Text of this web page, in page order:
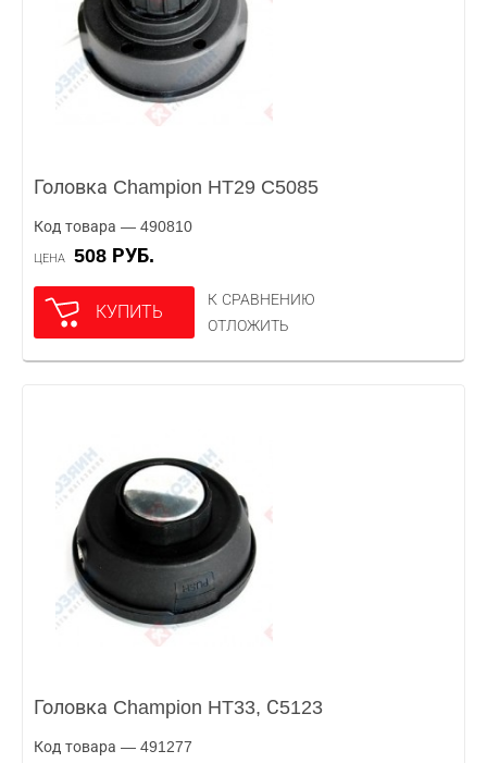
Головка Champion HT29 C5085
Код товара — 490810
ЦЕНА 508 РУБ.
КУПИТЬ
К СРАВНЕНИЮ
ОТЛОЖИТЬ
Головка Champion HT33, С5123
Код товара — 491277